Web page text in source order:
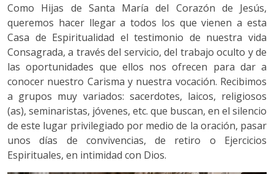
Como Hijas de Santa María del Corazón de Jesús,
queremos hacer llegar a todos los que vienen a esta
Casa de Espiritualidad el testimonio de nuestra vida
Consagrada, a través del servicio, del trabajo oculto y de
las oportunidades que ellos nos ofrecen para dar a
conocer nuestro Carisma y nuestra vocación. Recibimos
a grupos muy variados: sacerdotes, laicos, religiosos
(as), seminaristas, jóvenes, etc. que buscan, en el silencio
de este lugar privilegiado por medio de la oración, pasar
unos días de convivencias, de retiro o Ejercicios
Espirituales, en intimidad con Dios.